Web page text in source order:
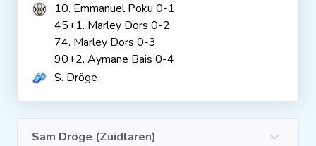
Voetbalpiramide
VROUWEN
10. Emmanuel Poku 0-1
45+1. Marley Dors 0-2
74. Marley Dors 0-3
90+2. Aymane Bais 0-4
S. Dröge
Sam Dröge (Zuidlaren)